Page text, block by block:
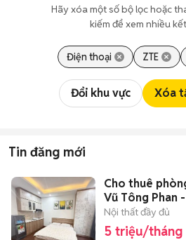
Hãy xóa một số bộ lọc hoặc
kiếm để xem nhiều
Điện thoại ZTE
Đổi khu vực Xóa
Tin đăng mới
Cho thuê
Vũ Tông Phan
Nội thất đầy đủ
5 triệu/tháng